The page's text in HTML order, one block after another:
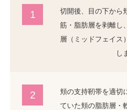
1
切開後、目の下から
筋・脂肪層を剥離し
層（ミッドフェイス
し
2
頬の支持靭帯を適切
ていた頬の脂肪層・